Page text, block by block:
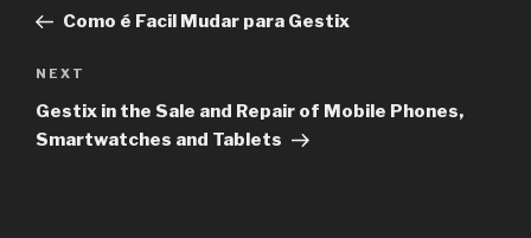
PostComo é Facil Mudar para Gestix
Next
Post
NEXT
Gestix in the Sale and Repair of Mobile Phones,
Smartwatches and Tablets